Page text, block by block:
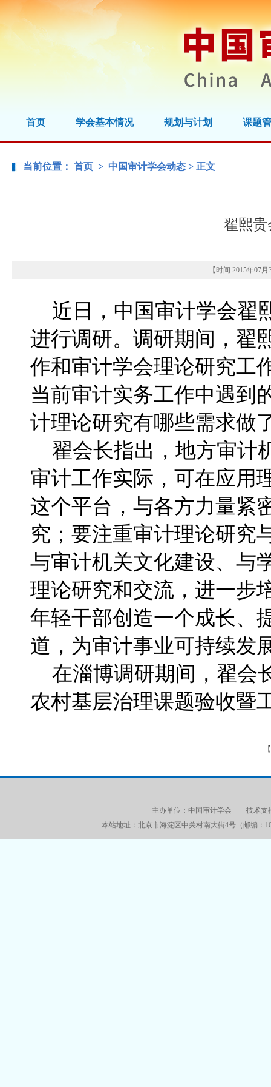
首页 学会基本情况 规划与计划 课题
当前位置： 首页 > 中国审计学会动态 > 正文
翟熙贵
【时间:2015年07月
近日，中国审计学会翟
进行调研。调研期间，翟
作和审计学会理论研究工
当前审计实务工作中遇到
计理论研究有哪些需求做
翟会长指出，地方审计
审计工作实际，可在应用
这个平台，与各方力量紧
究；要注重审计理论研究
与审计机关文化建设、与
理论研究和交流，进一步
年轻干部创造一个成长、
道，为审计事业可持续发
在淄博调研期间，翟会
农村基层治理课题验收暨
主办单位：中国审计学会 技术支
本站地址：北京市海淀区中关村南大街4号（邮编：